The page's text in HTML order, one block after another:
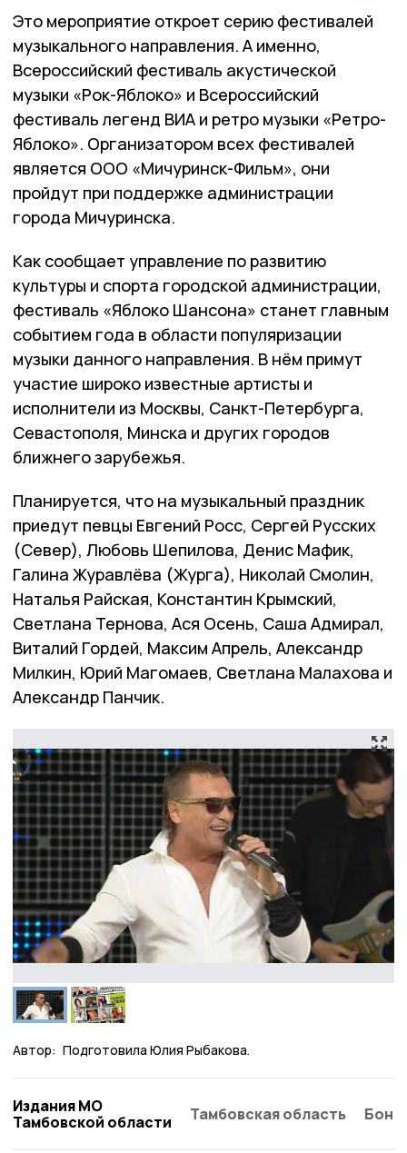
Это мероприятие откроет серию фестивалей
музыкального направления. А именно,
Всероссийский фестиваль акустической
музыки «Рок-Яблоко» и Всероссийский
фестиваль легенд ВИА и ретро музыки «Ретро-
Яблоко». Организатором всех фестивалей
является ООО «Мичуринск-Фильм», они
пройдут при поддержке администрации
города Мичуринска.
Как сообщает управление по развитию
культуры и спорта городской администрации,
фестиваль «Яблоко Шансона» станет главным
событием года в области популяризации
музыки данного направления. В нём примут
участие широко известные артисты и
исполнители из Москвы, Санкт-Петербурга,
Севастополя, Минска и других городов
ближнего зарубежья.
Планируется, что на музыкальный праздник
приедут певцы Евгений Росс, Сергей Русских
(Север), Любовь Шепилова, Денис Мафик,
Галина Журавлёва (Журга), Николай Смолин,
Наталья Райская, Константин Крымский,
Светлана Тернова, Ася Осень, Саша Адмирал,
Виталий Гордей, Максим Апрель, Александр
Милкин, Юрий Магомаев, Светлана Малахова и
Александр Панчик.
Автор: Подготовила Юлия Рыбакова.
Издания МО
Тамбовской области
Тамбовская область